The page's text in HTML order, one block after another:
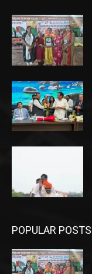
POPULAR POSTS